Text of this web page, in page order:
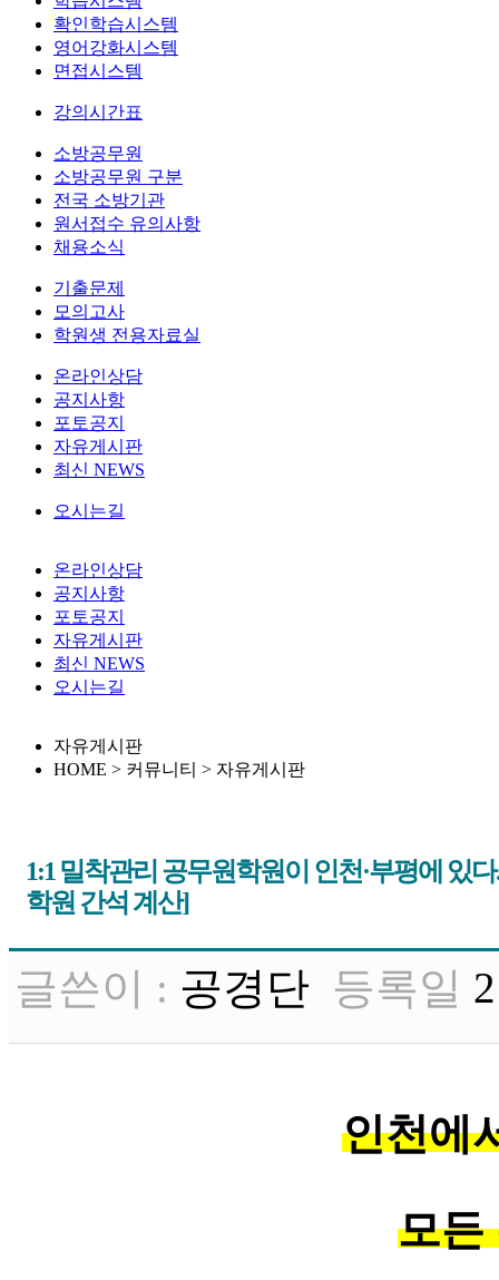
확인학습시스템
영어강화시스템
면접시스템
강의시간표
소방공무원
소방공무원 구분
전국 소방기관
원서접수 유의사항
채용소식
기출문제
모의고사
학원생 전용자료실
온라인상담
공지사항
포토공지
자유게시판
최신 NEWS
오시는길
온라인상담
공지사항
포토공지
자유게시판
최신 NEWS
오시는길
자유게시판
HOME > 커뮤니티 > 자유게시판
1:1 밀착관리 공무원학원이 인천·부평에 있
학원 간석 계산]
글쓴이 : 공경단 등록일
인천에
모든